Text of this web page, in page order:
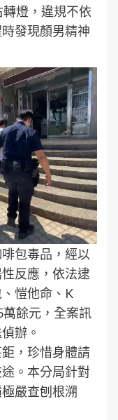
燈，違規不依
發現顏男精神
包毒品，經以
反應，依法逮
愷他命、K
餘元，全案訊
辦。
，珍惜身體請
。本分局針對
嚴查刨根溯